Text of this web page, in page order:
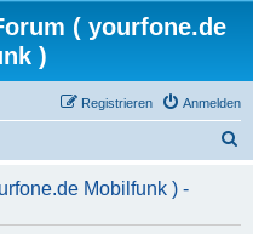
( yourfone.de
)
Anmelden
Registrieren
h
Mobilfunk ) -